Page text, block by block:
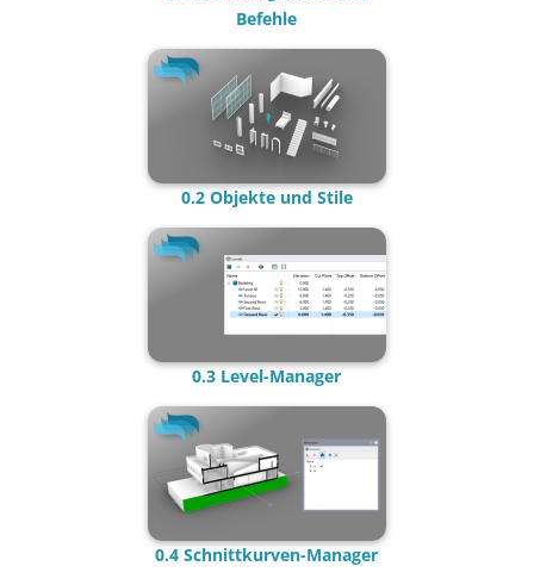
Befehle
0.2 Objekte und Stile
0.3 Level-Manager
0.4 Schnittkurven-Manager